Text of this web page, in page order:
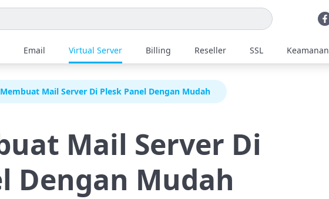
Email Virtual Server Billing Reseller SSL Keamanan
Mail Server Di Plesk Panel Dengan Mudah
Mail Server Di
Dengan Mudah